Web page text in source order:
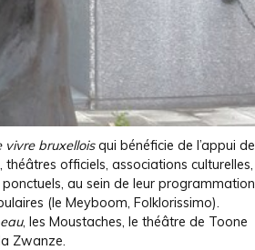
vivre bruxelloisqui bénéficie de l’appui de
théâtres officiels, associations culturelles,
au sein de leur programmation
(le Meyboom, Folklorissimo).
, les Moustaches, le théâtre de Toone
Zwanze.